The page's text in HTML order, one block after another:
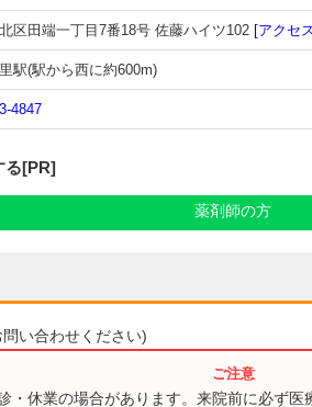
区田端一丁目7番18号 佐藤ハイツ102 [アクセ
駅(駅から西に約600m)
4847
る[PR]
薬剤師の方
い合わせください)
・休業の場合があります。来院前に必ず医